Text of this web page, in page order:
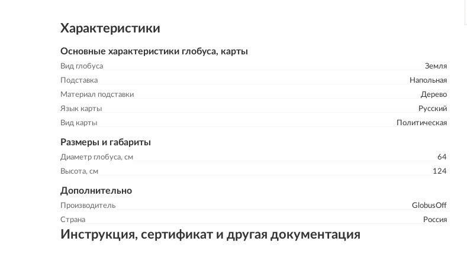
Характеристики
Основные характеристики глобуса, карты
Вид глобуса
Земля
Подставка
Напольная
Материал подставки
Дерево
Язык карты
Русский
Вид карты
Политическая
Размеры и габариты
Диаметр глобуса, см
64
Высота, см
124
Дополнительно
Производитель
GlobusOff
Страна
Россия
Инструкция, сертификат и другая документация